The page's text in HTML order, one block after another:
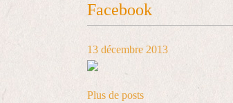
Facebook
13 décembre 2013
Plus de posts